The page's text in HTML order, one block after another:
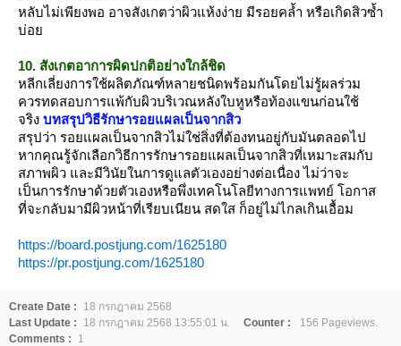
หลับไม่เพียงพอ อาจสังเกตว่าผิวแห้งง่าย มีรอยคล้ำ หรือเกิดสิวซ้ำ
บ่อ
10. สังเกตอาการผิดปกติอย่างใกล้ชิด
หลีกเลี่ยงการใช้ผลิตภัณฑ์หลายชนิดพร้อมกันโดยไม่รู้ผลร่วม
ควรทดสอบการแพ้กับผิวบริเวณหลังใบหูหรือท้องแขนก่อนใช้
จริง บทสรุปวิธีรักษารอยแผลเป็นจากสิว
สรุปว่า รอยแผลเป็นจากสิวไม่ใช่สิ่งที่ต้องทนอยู่กับมันตลอดไป
หากคุณรู้จักเลือกวิธีการรักษารอยแผลเป็นจากสิวที่เหมาะสมกับ
สภาพผิว และมีวินัยในการดูแลตัวเองอย่างต่อเนื่อง ไม่ว่าจะ
เป็นการรักษาด้วยตัวเองหรือพึ่งเทคโนโลยีทางการแพทย์ โอกาส
ที่จะกลับมามีผิวหน้าที่เรียบเนียน สดใส ก็อยู่ไม่ไกลเกินเอื้อม
https://board.postjung.com/1625180
https://pr.postjung.com/1625180
Create Date :
18 กรกฎาคม 2568
Last Update :
18 กรกฎาคม 2568 13:55:01 น. Counter :
156 Pageviews.
Comments :
1